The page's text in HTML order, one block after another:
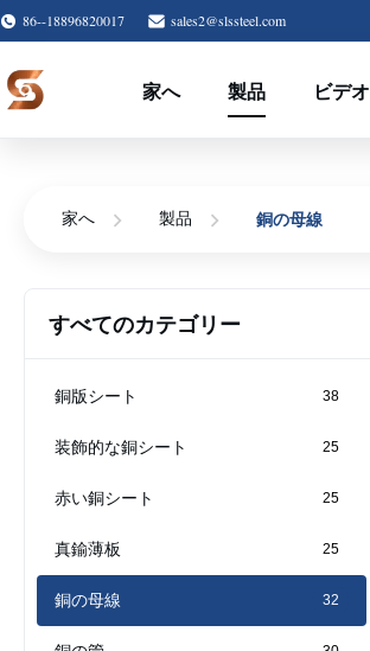
86--18896820017 sales2@slssteel.com
家へ 製品 ビデオ
家へ 製品 銅の母線
すべてのカテゴリー
銅版シート 38
装飾的な銅シート 25
赤い銅シート 25
真鍮薄板 25
銅の母線 32